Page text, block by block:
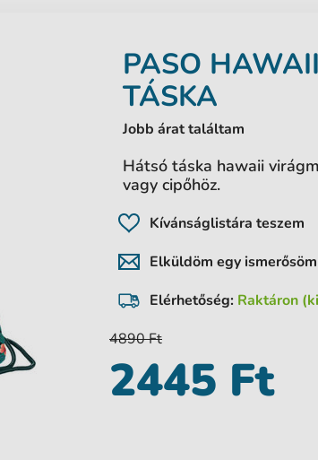
PASO
TÁSKA
Jobb árat találtam
Hátsó táska hawaii
vagy cipőhöz.
Kívánságlistára teszem
Elküldöm egy
Elérhetőség: Raktáron
4890 Ft
2445 Ft